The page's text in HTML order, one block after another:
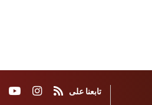
تابعنا على